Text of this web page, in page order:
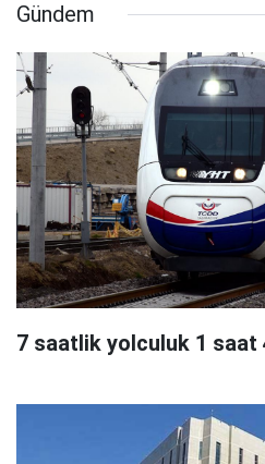
Gündem
7 saatlik yolculuk 1 saat